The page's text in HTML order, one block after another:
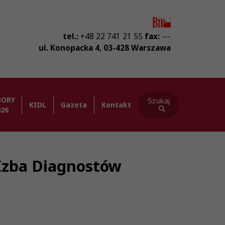
tel.: +48 22 741 21 55 fax: ---
ul. Konopacka 4, 03-428Warszawa
KIDL Gazeta Kontakt Szukaj
Diagnostów